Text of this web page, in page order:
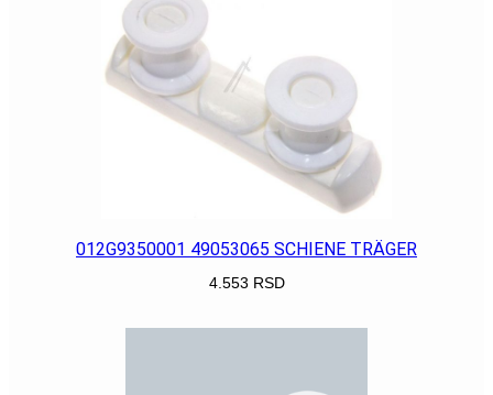
012G9350001 49053065 SCHIENE TRÄGER
4.553 RSD